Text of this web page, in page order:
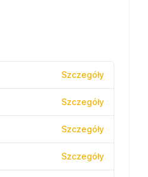
Szczegóły
Szczegóły
Szczegóły
Szczegóły